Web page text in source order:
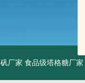
厂家 食品级塔格糖厂家